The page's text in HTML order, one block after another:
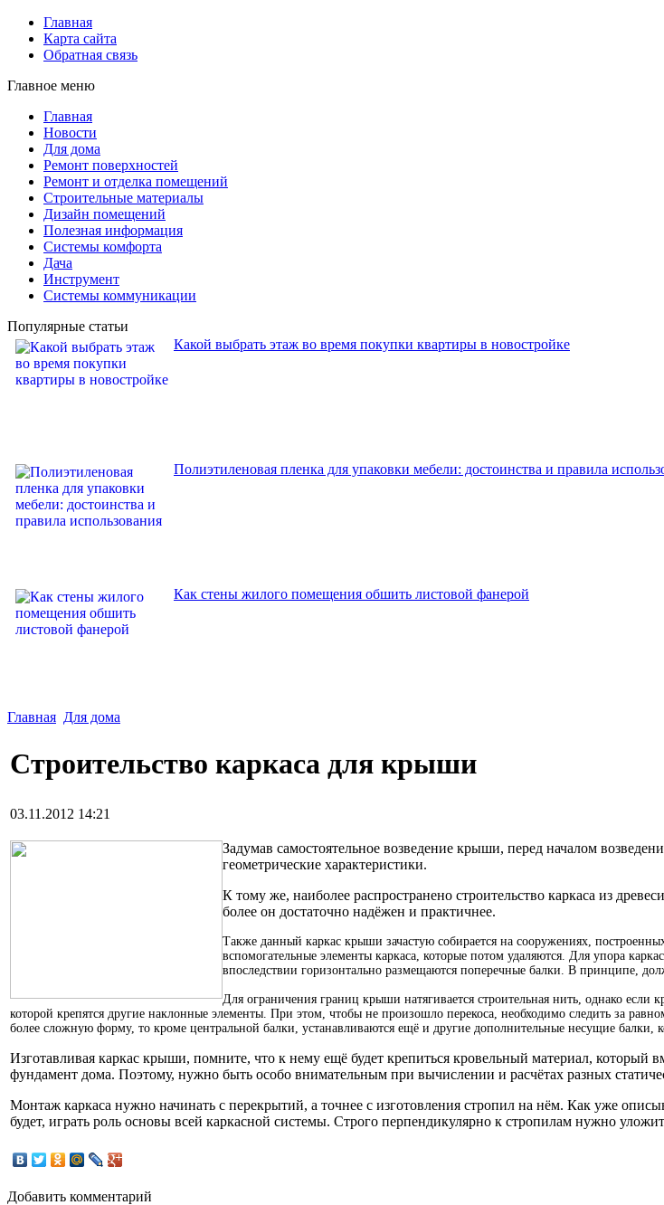
Главная
Карта сайта
Обратная связь
Главное меню
Главная
Новости
Для дома
Ремонт поверхностей
Ремонт и отделка помещений
Строительные материалы
Дизайн помещений
Полезная информация
Системы комфорта
Дача
Инструмент
Системы коммуникации
Популярные статьи
Какой выбрать этаж во время покупки квартиры в новостройке
Полиэтиленовая пленка для упаковки мебели: достоинства и правила
Как стены жилого помещения обшить листовой фанерой
Главная Для дома
Строительство каркаса для крыши
03.11.2012 14:21
Задумав самостоятельное возведение крыши, перед началом
геометрические характеристики.
К тому же, наиболее распространено строительство каркаса из
более он достаточно надёжен и практичнее.
Также данный каркас крыши зачастую собирается на сооружениях,
вспомогательные элементы каркаса, которые потом удаляются. Для упора
впоследствии горизонтально размещаются поперечные балки. В принципе,
Для ограничения границ крыши натягивается строительная нить, однако
которой крепятся другие наклонные элементы. При этом, чтобы не произошло перекоса, необходимо следить за
более сложную форму, то кроме центральной балки, устанавливаются ещё и другие дополнительные несущие
Изготавливая каркас крыши, помните, что к нему ещё будет крепиться кровельный материал, который
фундамент дома. Поэтому, нужно быть особо внимательным при вычислении и расчётах разных
Монтаж каркаса нужно начинать с перекрытий, а точнее с изготовления стропил на нём. Как уже
будет, играть роль основы всей каркасной системы. Строго перпендикулярно к стропилам нужно
Добавить комментарий